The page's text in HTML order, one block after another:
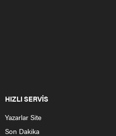
HIZLI SERVİS
Yazarlar Site
Son Dakika